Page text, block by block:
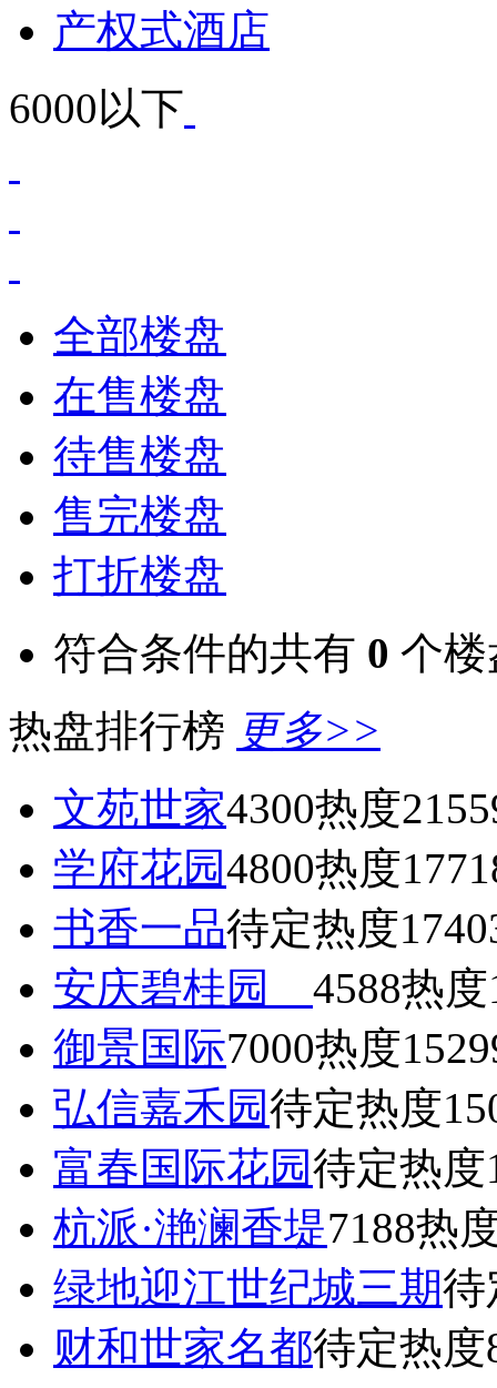
产权式酒店
6000以下
全部楼盘
在售楼盘
待售楼盘
售完楼盘
打折楼盘
符合条件的共有 0 个楼
热盘排行榜 更多>>
文苑世家4300热度
学府花园4800热度
书香一品待定热度
安庆碧桂园 4588热度
御景国际7000热度
弘信嘉禾园待定热度
富春国际花园待定热度
杭派·滟澜香堤7188热
绿地迎江世纪城三期待
财和世家名都待定热度